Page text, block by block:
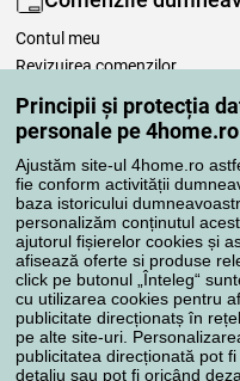
Principii și protecția
personale pe 4home.ro
Ajustăm site-ul 4home.ro
fie conform activității
baza istoricului
personalizăm conținutul
ajutorul fișierelor cookies și
afisează oferte si produse
click pe butonul „Înteleg“
cu utilizarea cookies pentru
publicitate direcționatș în
pe alte site-uri.
publicitatea direcționată pot
detaliu sau pot fi oricând
Contul meu
Revizuirea comenzilor
Reclamaţii
Retragere de la contract
Regulile de procesare a
Metode de transport
Metode de plată